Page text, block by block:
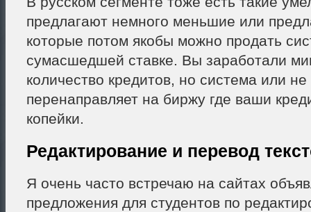
предлагают немного меньшие или
которые потом якобы можно продать
сумасшедшей ставке. Вы заработали
количество кредитов, но система или
перенаправляет на биржу где ваши
копейки.
Редактирование и перевод
Я очень часто встречаю на сайтах
предложения для студентов по